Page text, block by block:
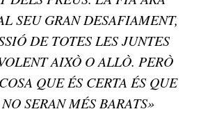
SEU GRAN DESAFIAMENT,
DE TOTES LES JUNTES
AIXÒ O ALLÒ. PERÒ
QUE ÉS CERTA ÉS QUE
SERAN MÉS BARATS»